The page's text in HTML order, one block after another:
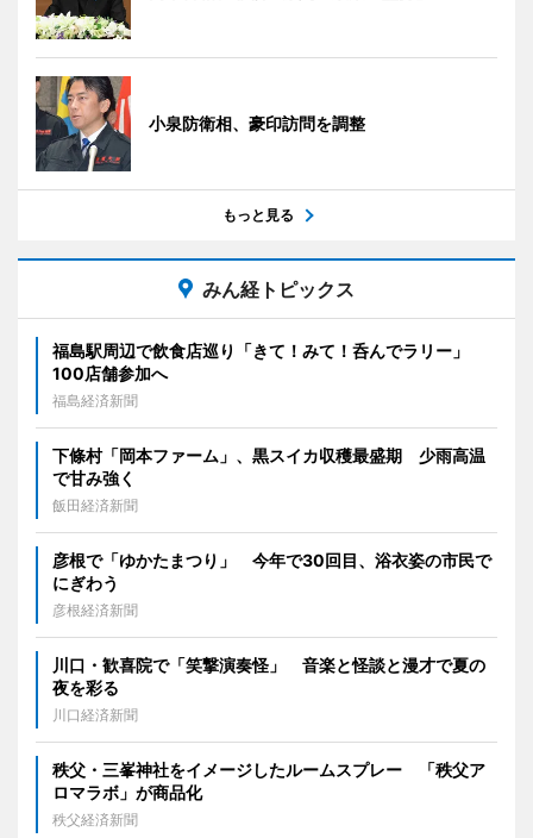
小泉防衛相、豪印訪問を調整
もっと見る
みん経トピックス
福島駅周辺で飲食店巡り「きて！みて！呑んでラリー」
100店舗参加へ
福島経済新聞
下條村「岡本ファーム」、黒スイカ収穫最盛期 少雨高温
で甘み強く
飯田経済新聞
彦根で「ゆかたまつり」 今年で30回目、浴衣姿の市民で
にぎわう
彦根経済新聞
川口・歓喜院で「笑撃演奏怪」 音楽と怪談と漫才で夏の
夜を彩る
川口経済新聞
秩父・三峯神社をイメージしたルームスプレー 「秩父ア
ロマラボ」が商品化
秩父経済新聞